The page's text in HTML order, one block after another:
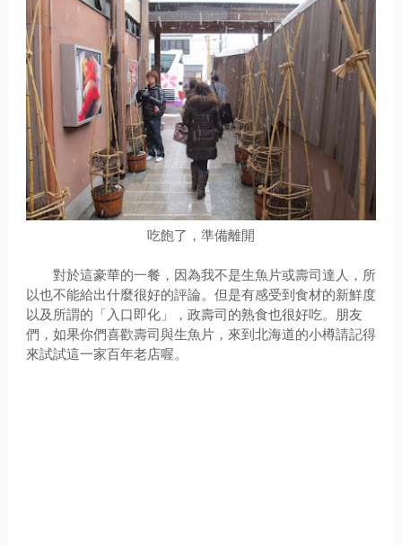
吃飽了，準備離開
對於這豪華的一餐，因為我不是生魚片或壽司達人，所
以也不能給出什麼很好的評論。但是有感受到食材的新鮮度
以及所謂的「入口即化」，政壽司的熟食也很好吃。朋友
們，如果你們喜歡壽司與生魚片，來到北海道的小樽請記得
來試試這一家百年老店喔。